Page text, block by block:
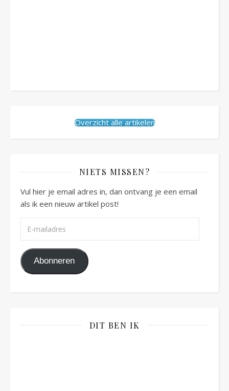
Overzicht alle artikelen
NIETS MISSEN?
Vul hier je email adres in, dan ontvang je een email
als ik een nieuw artikel post!
Abonneren
DIT BEN IK